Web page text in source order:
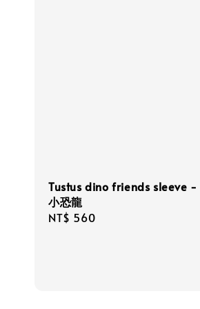
Tustus dino friends sleeve -
小恐龍
Regular
NT$ 560